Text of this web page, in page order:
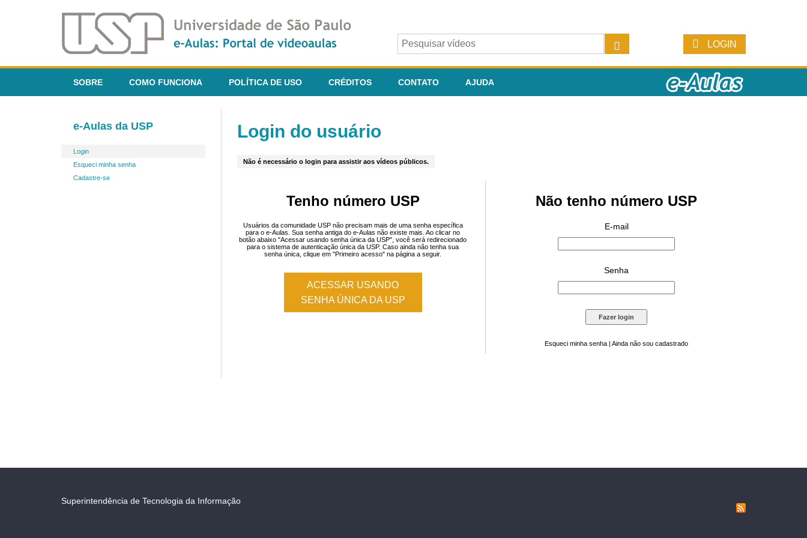
LOGIN
SOBRE COMO FUNCIONA POLÍTICA DE USO CRÉDITOS CONTATO AJUDA
e-Aulas da USP
Login
Esqueci minha senha
Cadastre-se
Login do usuário
Não é necessário o login para assistir aos vídeos públicos.
Tenho número USP
Usuários da comunidade USP não precisam mais de uma senha específica
para o e-Aulas. Sua senha antiga do e-Aulas não existe mais. Ao clicar no
botão abaixo "Acessar usando senha única da USP", você será redirecionado
para o sistema de autenticação única da USP. Caso ainda não tenha sua
senha única, clique em "Primeiro acesso" na página a seguir.
ACESSAR USANDO
SENHA ÚNICA DA USP
Não tenho número USP
E-mail
Senha
Esqueci minha senha | Ainda não sou cadastrado
Superintendência de Tecnologia da Informação